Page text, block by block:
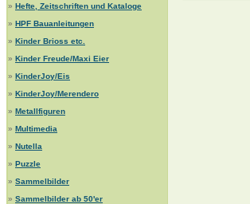
» Hefte, Zeitschriften und Kataloge
» HPF Bauanleitungen
» Kinder Brioss etc.
» Kinder Freude/Maxi Eier
» KinderJoy/Eis
» KinderJoy/Merendero
» Metallfiguren
» Multimedia
» Nutella
» Puzzle
» Sammelbilder
» Sammelbilder ab 50'er